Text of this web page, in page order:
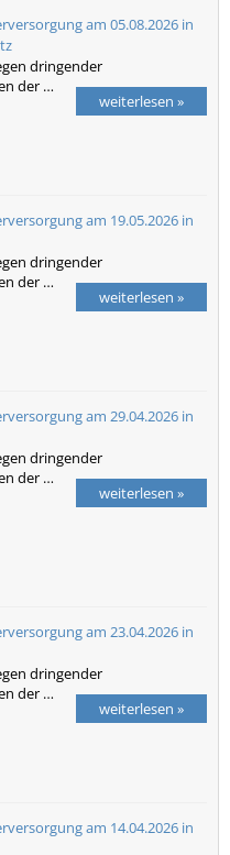
am 05.08.2026 in
dringender
der …
weiterlesen »
am 19.05.2026 in
dringender
der …
weiterlesen »
am 29.04.2026 in
dringender
der …
weiterlesen »
am 23.04.2026 in
dringender
der …
weiterlesen »
am 14.04.2026 in